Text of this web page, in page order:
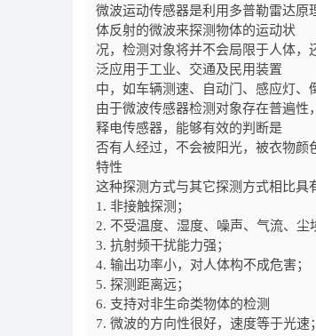
微波运动传感器是利用多普勒雷达
体反射的微波来探测物体的运动状
况，检测对象将并不会局限于人体
泛应用于工业、交通及民用装置
中，如车辆测速、自动门、感应灯、
由于微波传感器检测对象存在普遍
释电传感器，能够有效的判断是
否有人经过，不会被阳光，被衣物颜
特性
这种探测方式与其它探测方式相比具
1. 非接触探测；
2. 不受温度、湿度、噪声、气流、尘
3. 抗射频干扰能力强；
4. 输出功率小，对人体构不成危害；
5. 探测距离远；
6. 支持对非生命类物体的检测
7. 微波的方向性很好，速度等于光速；